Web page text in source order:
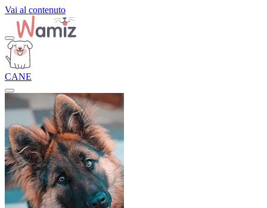
Vai al contenuto
CANE